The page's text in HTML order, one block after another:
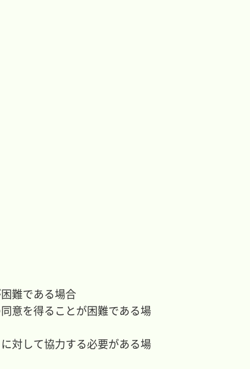
難である場合
意を得ることが困難である場
対して協力する必要がある場